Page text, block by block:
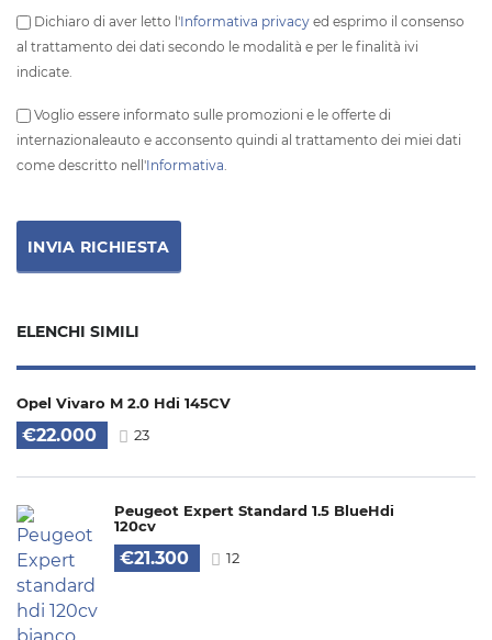
Dichiaro di aver letto l'Informativa privacy ed esprimo il consenso
al trattamento dei dati secondo le modalità e per le finalità ivi
indicate.
Voglio essere informato sulle promozioni e le offerte di
internazionaleauto e acconsento quindi al trattamento dei miei dati
come descritto nell'Informativa.
ELENCHI SIMILI
Opel Vivaro M 2.0 Hdi 145CV
€22.000 23
Peugeot Expert Standard 1.5 BlueHdi
120cv
€21.300 12